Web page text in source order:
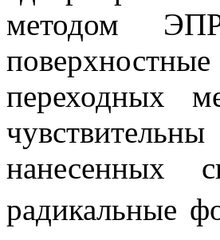
методом
переходных
нанесенных
радикальные